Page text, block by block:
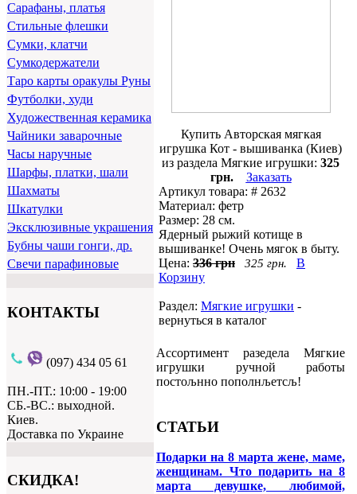
Сарафаны, платья
Стильные флешки
Сумки, клатчи
Сумкодержатели
Таро карты оракулы Руны
Футболки, худи
Художественная керамика
Чайники заварочные
Часы наручные
Шарфы, платки, шали
Шахматы
Шкатулки
Эксклюзивные украшения
Бубны чаши гонги, др.
Свечи парафиновые
КОНТАКТЫ
(097) 434 05 61
ПН.-ПТ.: 10:00 - 19:00
СБ.-ВС.: выходной.
Киев.
Доставка по Украине
СКИДКА!
Купить Авторская мягкая
игрушка Кот - вышиванка (Киев)
из раздела Мягкие игрушки: 325
грн.
Заказать
Артикул товара: # 2632
Материал: фетр
Размер: 28 см.
Ядерный рыжий котище в
вышиванке! Очень мягок в быту.
Цена: 336 грн 325 грн.
В
Корзину
Раздел: Мягкие игрушки -
вернуться в каталог
Ассортимент разедела Мягкие
игрушки ручной работы
постољнно пополнљетсљ!
СТАТЬИ
Подарки на 8 марта жене, маме,
женщинам. Что подарить на 8
марта девушке, любимой,